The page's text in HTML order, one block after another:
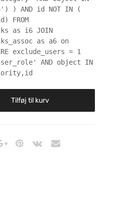
) AND id NOT IN (
FROM
as i6 JOIN
as a6 on
exclude_users = 1
AND object IN
Tilføj til kurv